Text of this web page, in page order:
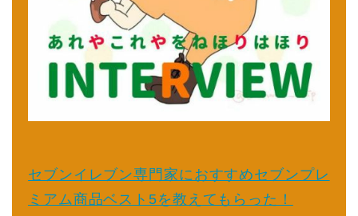
セブンイレブン専門家におすすめセブンプレ
ミアム商品ベスト5を教えてもらった！